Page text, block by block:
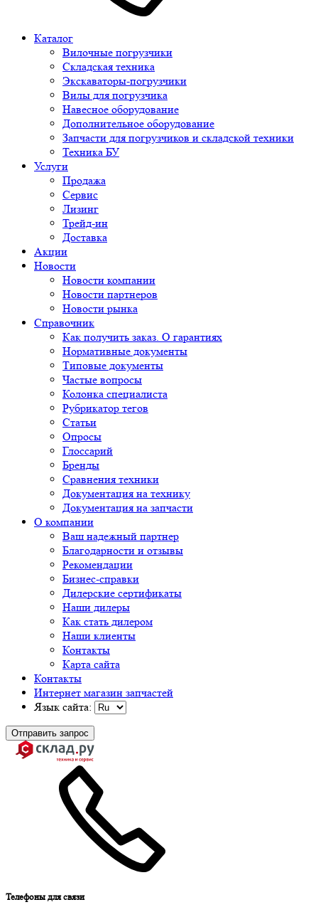
Каталог
Вилочные погрузчики
Складская техника
Экскаваторы-погрузчики
Вилы для погрузчика
Навесное оборудование
Дополнительное оборудование
Запчасти для погрузчиков и складской техники
Техника БУ
Услуги
Продажа
Сервис
Лизинг
Трейд-ин
Доставка
Акции
Новости
Новости компании
Новости партнеров
Новости рынка
Справочник
Как получить заказ. О гарантиях
Нормативные документы
Типовые документы
Частые вопросы
Колонка специалиста
Рубрикатор тегов
Статьи
Опросы
Глоссарий
Бренды
Сравнения техники
Документация на технику
Документация на запчасти
О компании
Ваш надежный партнер
Благодарности и отзывы
Рекомендации
Бизнес-справки
Дилерские сертификаты
Наши дилеры
Как стать дилером
Наши клиенты
Контакты
Карта сайта
Контакты
Интернет магазин запчастей
Язык сайта:
Отправить запрос
Телефоны для связи